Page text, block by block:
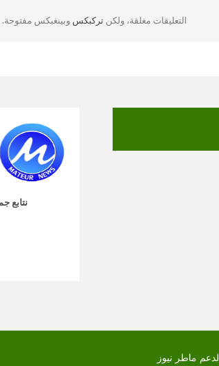
التعليقات مغلقة، ولكن تركبكس وبينغبكس مفتوحة.
نتابع
لدعم ماطر نيوز